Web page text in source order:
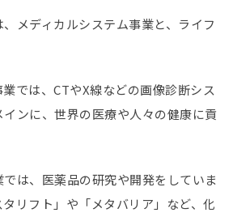
メディカルシステム事業と、ライフ
では、CTやX線などの画像診断シス
ンに、世界の医療や人々の健康に貢
は、医薬品の研究や開発をしていま
リフト」や「メタバリア」など、化